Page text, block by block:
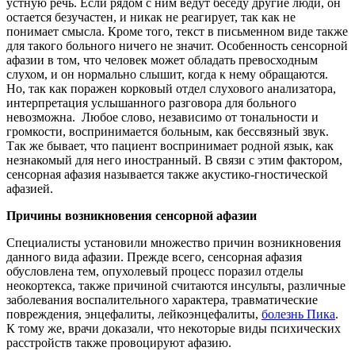
устную речь. Если рядом с ним ведут беседу другие люди, он
остается безучастен, и никак не реагирует, так как не
понимает смысла. Кроме того, текст в письменном виде также
для такого больного ничего не значит. Особенность сенсорной
афазии в том, что человек может обладать превосходным
слухом, и он нормально слышит, когда к нему обращаются.
Но, так как поражен корковый отдел слухового анализатора,
интерпретация услышанного разговора для больного
невозможна. Любое слово, независимо от тональности и
громкости, воспринимается больным, как бессвязный звук.
Так же бывает, что пациент воспринимает родной язык, как
незнакомый для него иностранный. В связи с этим фактором,
сенсорная афазия называется также акустико-гностической
афазией.
Причины возникновения сенсорной афазии
Специалисты установили множество причин возникновения
данного вида афазии. Прежде всего, сенсорная афазия
обусловлена тем, опухолевый процесс поразил отделы
неокортекса, также причиной считаются инсульты, различные
заболевания воспалительного характера, травматические
повреждения, энцефалиты, лейкоэнцефалиты, болезнь Пика.
К тому же, врачи доказали, что некоторые виды психических
расстройств также провоцируют афазию.